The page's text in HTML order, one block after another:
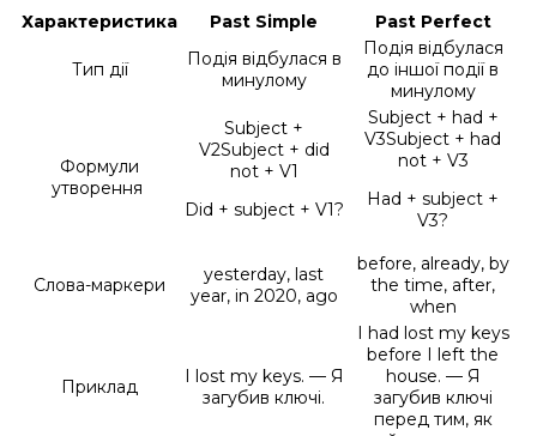
Характеристика Past Simple Past Perfect
Тип дії
Подія відбулася в
минулому
Подія відбулася
до іншої події в
минулому
Формули
утворення
Subject +
V2Subject + did
not + V1
Did + subject + V1?
Subject + had +
V3Subject + had
not + V3
Had + subject +
V3?
Слова-маркери
yesterday, last
year, in 2020, ago
before, already, by
the time, after,
when
Приклад
I lost my keys. — Я
загубив ключі.
I had lost my keys
before I left the
house. — Я
загубив ключі
перед тим, як